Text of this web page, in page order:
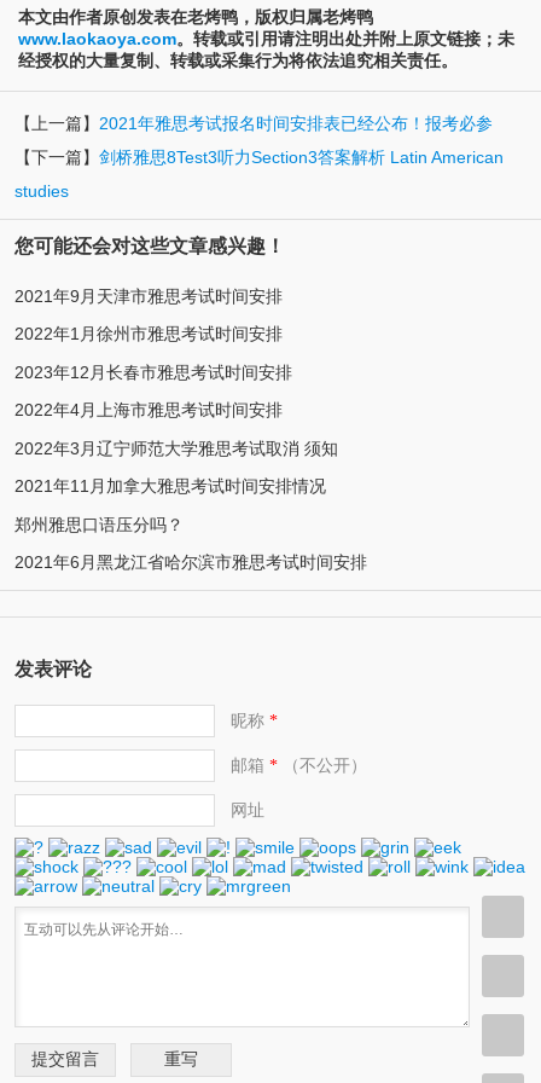
本文由作者原创发表在老烤鸭，版权归属老烤鸭
www.laokaoya.com。转载或引用请注明出处并附上原文链接；未
经授权的大量复制、转载或采集行为将依法追究相关责任。
【上一篇】 2021年雅思考试报名时间安排表已经公布！报考必参
【下一篇】 剑桥雅思8Test3听力Section3答案解析 Latin American
studies
您可能还会对这些文章感兴趣！
2021年9月天津市雅思考试时间安排
2022年1月徐州市雅思考试时间安排
2023年12月长春市雅思考试时间安排
2022年4月上海市雅思考试时间安排
2022年3月辽宁师范大学雅思考试取消 须知
2021年11月加拿大雅思考试时间安排情况
郑州雅思口语压分吗？
2021年6月黑龙江省哈尔滨市雅思考试时间安排
发表评论
昵称*
邮箱 *（不公开）
网址